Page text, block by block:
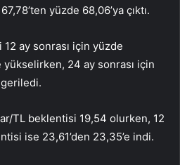
yüzde 68,06’ya çıktı.
12 ay sonrası için yüzde
yükselirken, 24 ay sonrası için
geriledi.
TL beklentisi 19,54 olurken, 12
ise 23,61’den 23,35’e indi.